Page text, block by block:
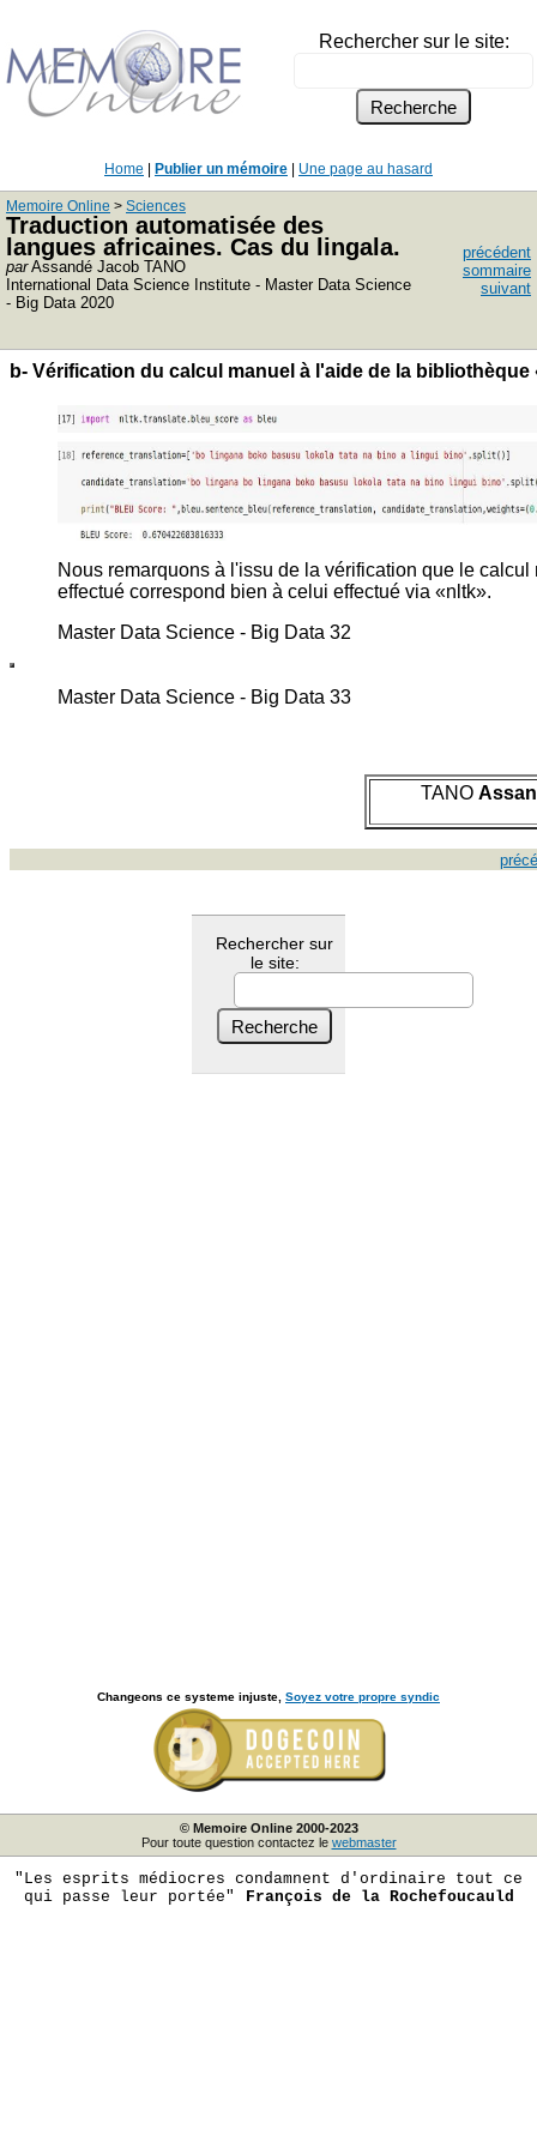
Rechercher sur le site:
Home Publier un mémoire Une page au hasard
Memoire Online > Sciences
Traduction automatisée des
langues africaines. Cas du lingala.
parAssandé Jacob TANO
International Data Science Institute - Master Data Science
- Big Data 2020
précédent
sommaire
suivant
b- Vérification du calcul manuel à l'aide de la
Nous remarquons à l'issu de la vérification que le calcul
effectué correspond bien à celui effectué via «nltk».
Master Data Science - Big Data 32
Master Data Science - Big Data 33
TANO
Rechercher sur
le site:
Changeons ce systeme injuste, Soyez votre propre syndic
© Memoire Online 2000-2023
Pour toute question contactez le webmaster
"Les esprits médiocres condamnent d'ordinaire tout ce
qui passe leur portée"
François de la Rochefoucauld